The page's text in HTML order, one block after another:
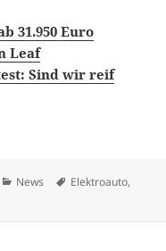
31.950 Euro
Leaf
Sind wir reif
Kategorien
News Schlagwörter
Elektroauto,